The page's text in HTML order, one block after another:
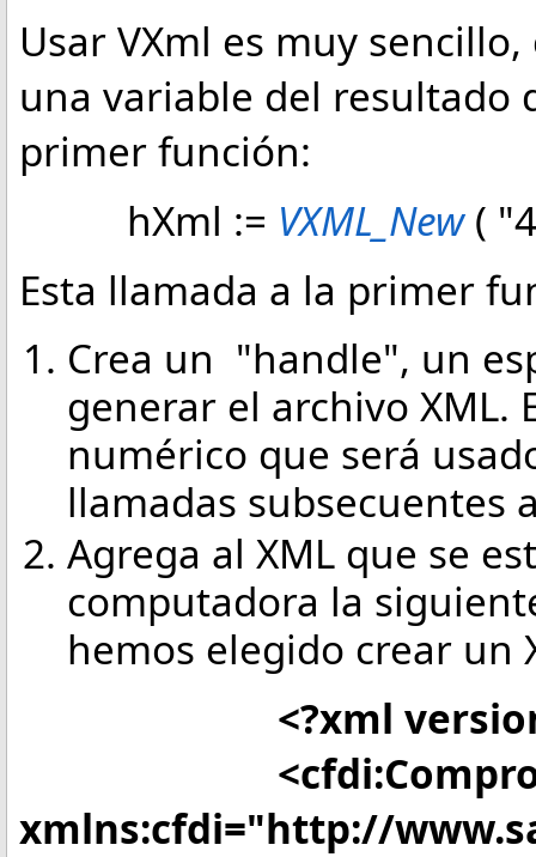
Usar VXml es muy
una variable del resultado
primer función:
hXml := VXML_New(
Esta llamada a la primer
Crea un "handle", un
generar el archivo XML.
numérico que será
llamadas subsecuentes
Agrega al XML que se
computadora la
hemos elegido crear un
<?xml
xmlns:cfdi="http://